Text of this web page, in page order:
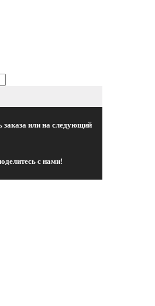
заказа или на следующий
с нами!